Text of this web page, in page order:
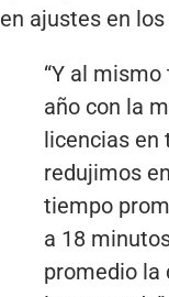
en ajustes en
“Y al
año con la
licencias en
redujimos
tiempo
a 18
promedio la